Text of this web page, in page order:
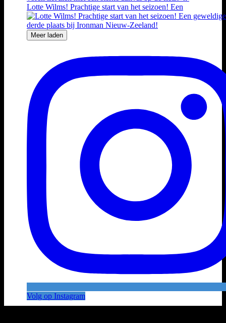
Lotte Wilms! Prachtige start van het seizoen! Een
Meer laden
Volg op Instagram